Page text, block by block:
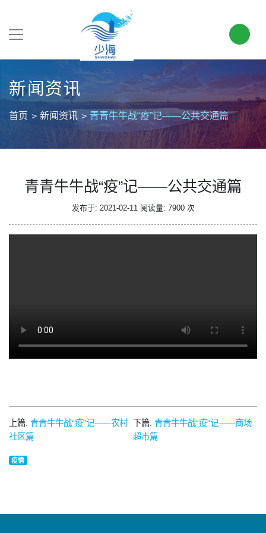
新闻资讯
首页 新闻资讯 青青牛牛战“疫”记——公共交通篇
青青牛牛战“疫”记——公共交通篇
发布于: 2021-02-11 阅读量: 7900 次
上篇: 青青牛牛战“疫”记——农村
社区篇
下篇: 青青牛牛战“疫”记——商场
超市篇
疫情